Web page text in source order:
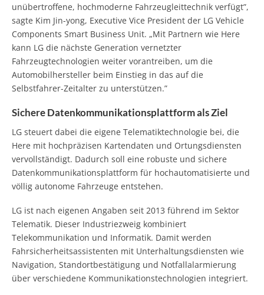
unübertroffene, hochmoderne Fahrzeugleittechnik verfügt”,
sagte Kim Jin-yong, Executive Vice President der LG Vehicle
Components Smart Business Unit. „Mit Partnern wie Here
kann LG die nächste Generation vernetzter
Fahrzeugtechnologien weiter vorantreiben, um die
Automobilhersteller beim Einstieg in das auf die
Selbstfahrer-Zeitalter zu unterstützen.”
Sichere Datenkommunikationsplattform als Ziel
LG steuert dabei die eigene Telematiktechnologie bei, die
Here mit hochpräzisen Kartendaten und Ortungsdiensten
vervollständigt. Dadurch soll eine robuste und sichere
Datenkommunikationsplattform für hochautomatisierte und
völlig autonome Fahrzeuge entstehen.
LG ist nach eigenen Angaben seit 2013 führend im Sektor
Telematik. Dieser Industriezweig kombiniert
Telekommunikation und Informatik. Damit werden
Fahrsicherheitsassistenten mit Unterhaltungsdiensten wie
Navigation, Standortbestätigung und Notfallalarmierung
über verschiedene Kommunikationstechnologien integriert.